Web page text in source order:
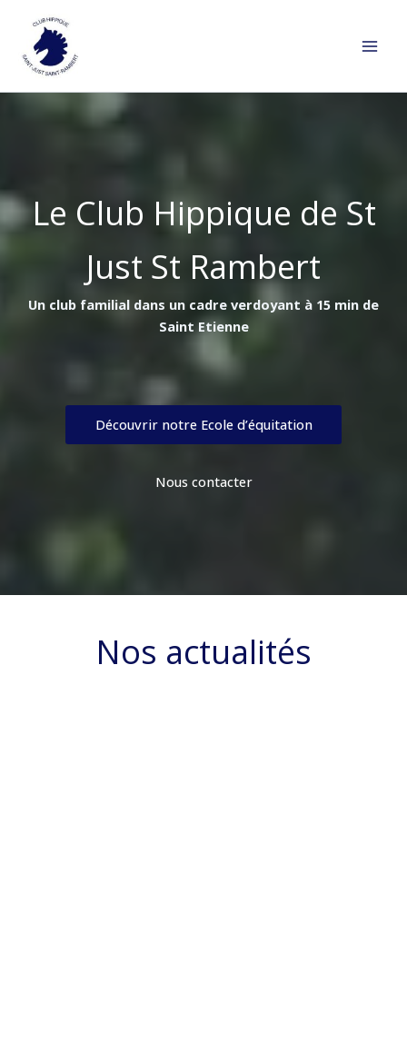
contenu
Le Club Hippique de St
Just St Rambert
Un club familial dans un cadre verdoyant à 15 min de
Saint Etienne
Découvrir notre Ecole d’équitation
Nous contacter
Nos actualités